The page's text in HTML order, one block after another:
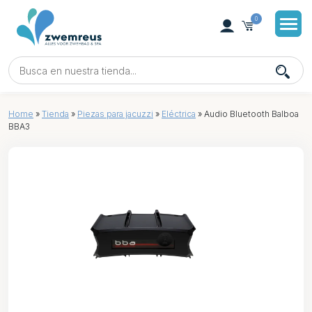
0
Home » Tienda » Piezas para jacuzzi » Eléctrica » Audio Bluetooth Balboa
BBA3